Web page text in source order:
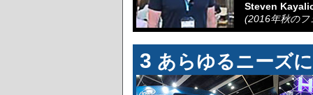
Steven
(2016年秋のフ
3 あらゆるニーズ